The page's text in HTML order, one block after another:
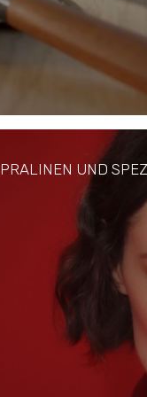
PRALINEN UND